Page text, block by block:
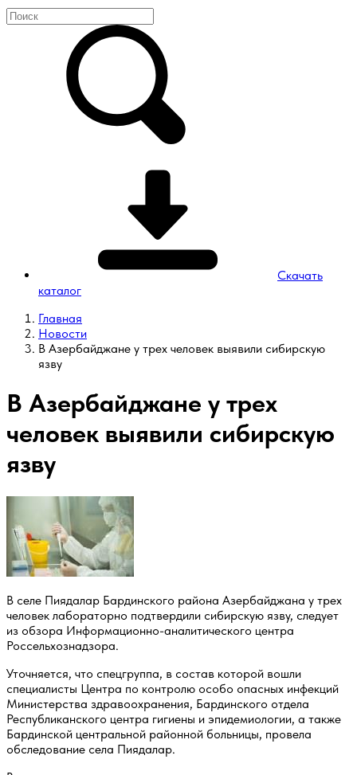
Скачать
каталог
Главная
Новости
В Азербайджане у трех человек выявили сибирскую
язву
В Азербайджане у трех
человек выявили сибирскую
язву
В селе Пиядалар Бардинского района Азербайджана у трех
человек лабораторно подтвердили сибирскую язву, следует
из обзора Информационно-аналитического центра
Россельхознадзора.
Уточняется, что спецгруппа, в состав которой вошли
специалисты Центра по контролю особо опасных инфекций
Министерства здравоохранения, Бардинского отдела
Республиканского центра гигиены и эпидемиологии, а также
Бардинской центральной районной больницы, провела
обследование села Пиядалар.